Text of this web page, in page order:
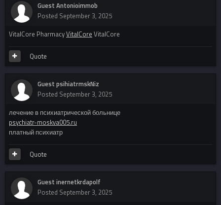
Guest Antonioimmob
Posted September 3, 2025
VitalCore PharmacyVitalCore VitalCore
Quote
Guest psihiatrmskNiz
Posted September 3, 2025
лечение в психиатрической больнице
psychiatr-moskva005.ru
платный психиатр
Quote
Guest inernetkrdapolf
Posted September 3, 2025